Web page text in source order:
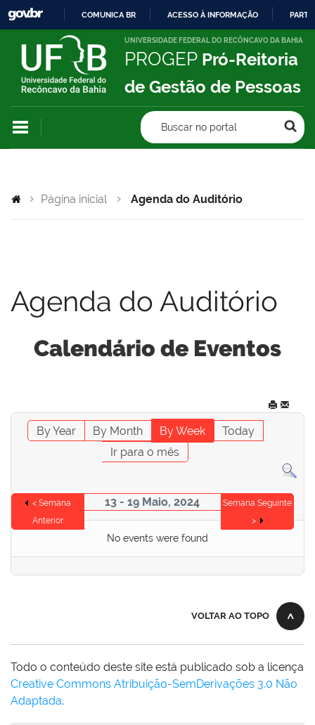
IR
PARA
CONTEÚDO
COMUNICA BR ACESSO À INFORMAÇÃO
UNIVERSIDADE FEDERAL DO RECÔNCAVO DA BAHIA
PROGEP Pró-Reitoria
de Gestão de Pessoas
Buscar no portal
Página inicial Agenda do Auditório
Agenda do Auditório
Calendário de Eventos
By Year By Month By Week
Today
Ir para o mês
< Semana
Anterior
13 - 19 Maio, 2024
Semana Seguinte
>
No events were found
VOLTAR AO TOPO
Todo o conteúdo deste site está publicado sob a licença
Creative Commons Atribuição-SemDerivações 3.0 Não
Adaptada.